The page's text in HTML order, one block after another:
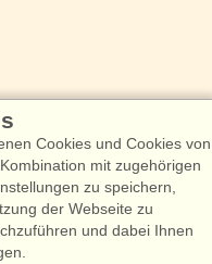
Cookies und Cookies von
mit zugehörigen
zu speichern,
der Webseite zu
und dabei Ihnen